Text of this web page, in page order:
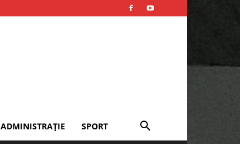
ADMINISTRAȚIE SPORT